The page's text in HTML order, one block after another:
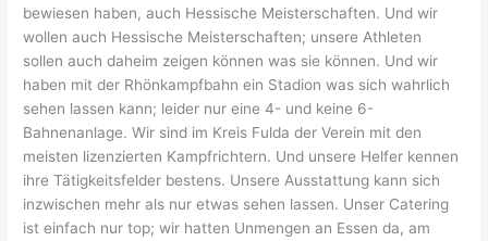
bewiesen haben, auch Hessische Meisterschaften. Und wir
wollen auch Hessische Meisterschaften; unsere Athleten
sollen auch daheim zeigen können was sie können. Und wir
haben mit der Rhönkampfbahn ein Stadion was sich wahrlich
sehen lassen kann; leider nur eine 4- und keine 6-
Bahnenanlage. Wir sind im Kreis Fulda der Verein mit den
meisten lizenzierten Kampfrichtern. Und unsere Helfer kennen
ihre Tätigkeitsfelder bestens. Unsere Ausstattung kann sich
inzwischen mehr als nur etwas sehen lassen. Unser Catering
ist einfach nur top; wir hatten Unmengen an Essen da, am